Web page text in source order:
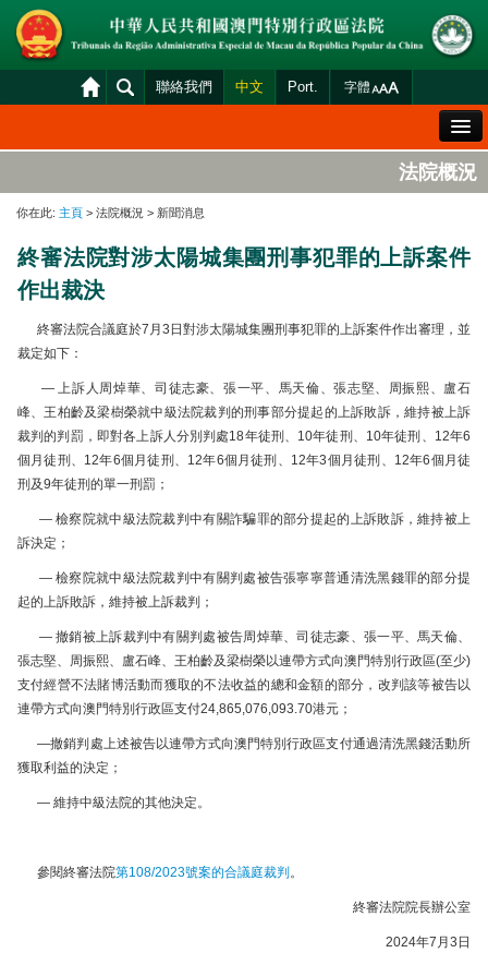
聯絡我們 中文 Port. 字體
法院概況
案件分發及排期
統計資料
財產申報查閱
下載區
法院電子平台
法院概況
你在此: 主頁 > 法院概況 > 新聞消息
終審法院對涉太陽城集團刑事犯罪的上訴案件
作出裁決
終審法院合議庭於7月3日對涉太陽城集團刑事犯罪的上訴案件作出審理，並
裁定如下：
— 上訴人周焯華、司徒志豪、張一平、馬天倫、張志堅、周振熙、盧石
峰、王柏齡及梁樹榮就中級法院裁判的刑事部分提起的上訴敗訴，維持被上訴
裁判的判罰，即對各上訴人分別判處18年徒刑、10年徒刑、10年徒刑、12年6
個月徒刑、12年6個月徒刑、12年6個月徒刑、12年3個月徒刑、12年6個月徒
刑及9年徒刑的單一刑罰；
— 檢察院就中級法院裁判中有關詐騙罪的部分提起的上訴敗訴，維持被上
訴決定；
— 檢察院就中級法院裁判中有關判處被告張寧寧普通清洗黑錢罪的部分提
起的上訴敗訴，維持被上訴裁判；
— 撤銷被上訴裁判中有關判處被告周焯華、司徒志豪、張一平、馬天倫、
張志堅、周振熙、盧石峰、王柏齡及梁樹榮以連帶方式向澳門特別行政區(至少)
支付經營不法賭博活動而獲取的不法收益的總和金額的部分，改判該等被告以
連帶方式向澳門特別行政區支付24,865,076,093.70港元；
—撤銷判處上述被告以連帶方式向澳門特別行政區支付通過清洗黑錢活動所
獲取利益的決定；
— 維持中級法院的其他決定。
參閱終審法院第108/2023號案的合議庭裁判 。
終審法院院長辦公室
2024年7月3日